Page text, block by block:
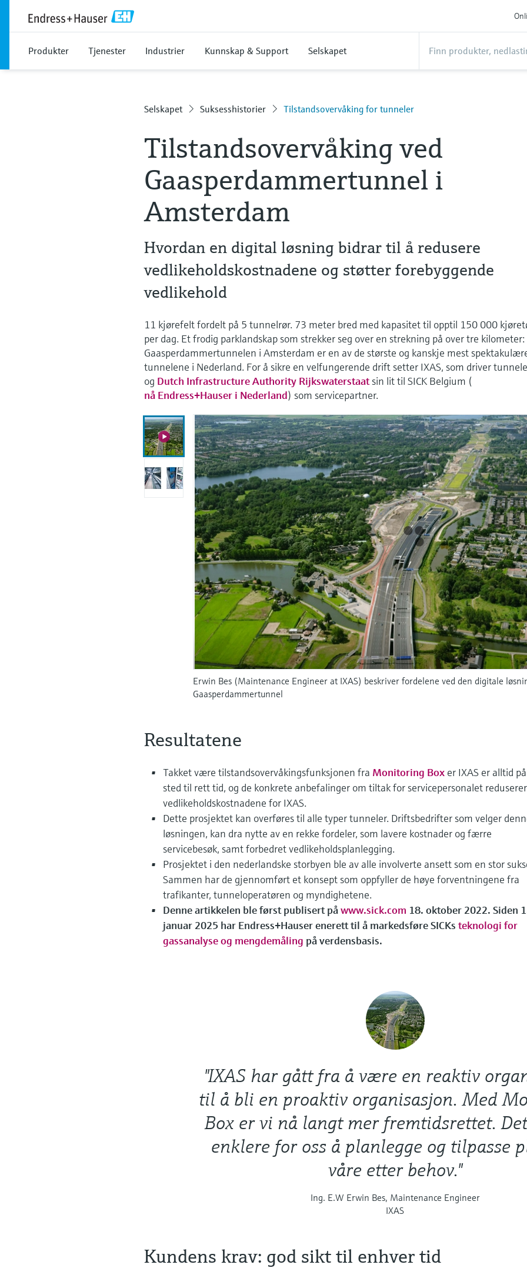
Produkter Tjenester Industrier Kunnskap & Support Selskapet
Selskapet Suksesshistorier Tilstandsovervåking for tunneler
Tilstandsovervåking ved
Gaasperdammertunnel i
Amsterdam
Hvordan en digital løsning bidrar til å redusere
vedlikeholdskostnadene og støtter forebyggende
vedlikehold
11 kjørefelt fordelt på 5 tunnelrør. 73 meter bred med kapasitet til opptil 150 000
per dag. Et frodig parklandskap som strekker seg over en strekning på over tre kilometer:
Gaasperdammertunnelen i Amsterdam er en av de største og kanskje mest
tunnelene i Nederland. For å sikre en velfungerende drift setter IXAS, som driver
og Dutch Infrastructure Authority Rijkswaterstaatsin lit til SICK Belgium (
nå Endress+Hauser i Nederland) som servicepartner.
Erwin Bes (Maintenance Engineer at IXAS) beskriver fordelene ved den digitale
Gaasperdammertunnel
Resultatene
Takket være tilstandsovervåkingsfunksjonen fra Monitoring Box er IXAS er alltid
sted til rett tid, og de konkrete anbefalinger om tiltak for servicepersonalet reduserer
vedlikeholdskostnadene for IXAS.
Dette prosjektet kan overføres til alle typer tunneler. Driftsbedrifter som velger
løsningen, kan dra nytte av en rekke fordeler, som lavere kostnader og færre
servicebesøk, samt forbedret vedlikeholdsplanlegging.
Prosjektet i den nederlandske storbyen ble av alle involverte ansett som en stor
Sammen har de gjennomført et konsept som oppfyller de høye forventningene fra
trafikanter, tunneloperatøren og myndighetene.
Denne artikkelen ble først publisert påwww.sick.com 18. oktober 2022. Siden
januar 2025 har Endress+Hauser enerett til å markedsføre SICKsteknologi for
gassanalyse og mengdemåling på verdensbasis.
"IXAS har gått fra å være en reaktiv
til å bli en proaktiv organisasjon. Med
Box er vi nå langt mer fremtidsrettet.
enklere for oss å planlegge og tilpasse
våre etter behov."
Ing. E.W Erwin Bes, Maintenance Engineer
IXAS
Kundens krav: god sikt til enhver tid